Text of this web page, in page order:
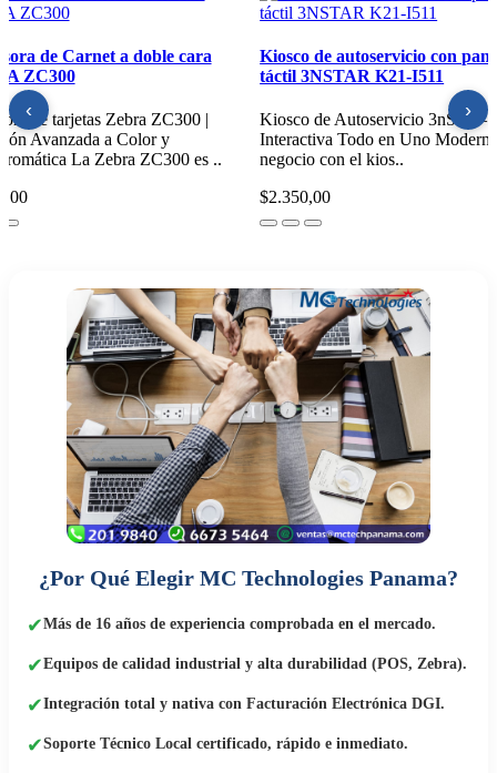
‹
Industrial de Etiquetas
Industrial LTT644 |
Térmica de Alta Resolución
Impresora Indu..
Impresora de Carnet a
ZEBRA ZC300
Impresora de tarjetas Zebra
Impresión Avanzada a Color y
Monocromática La Zebra
$1.850,00
›
¿Por Qué Elegir MC Technologies Panama?
✔Más de 16 años de experiencia comprobada en el mercado.
✔Equipos de calidad industrial y alta durabilidad (POS, Zebra).
✔Integración total y nativa con Facturación Electrónica DGI.
✔Soporte Técnico Local certificado, rápido e inmediato.